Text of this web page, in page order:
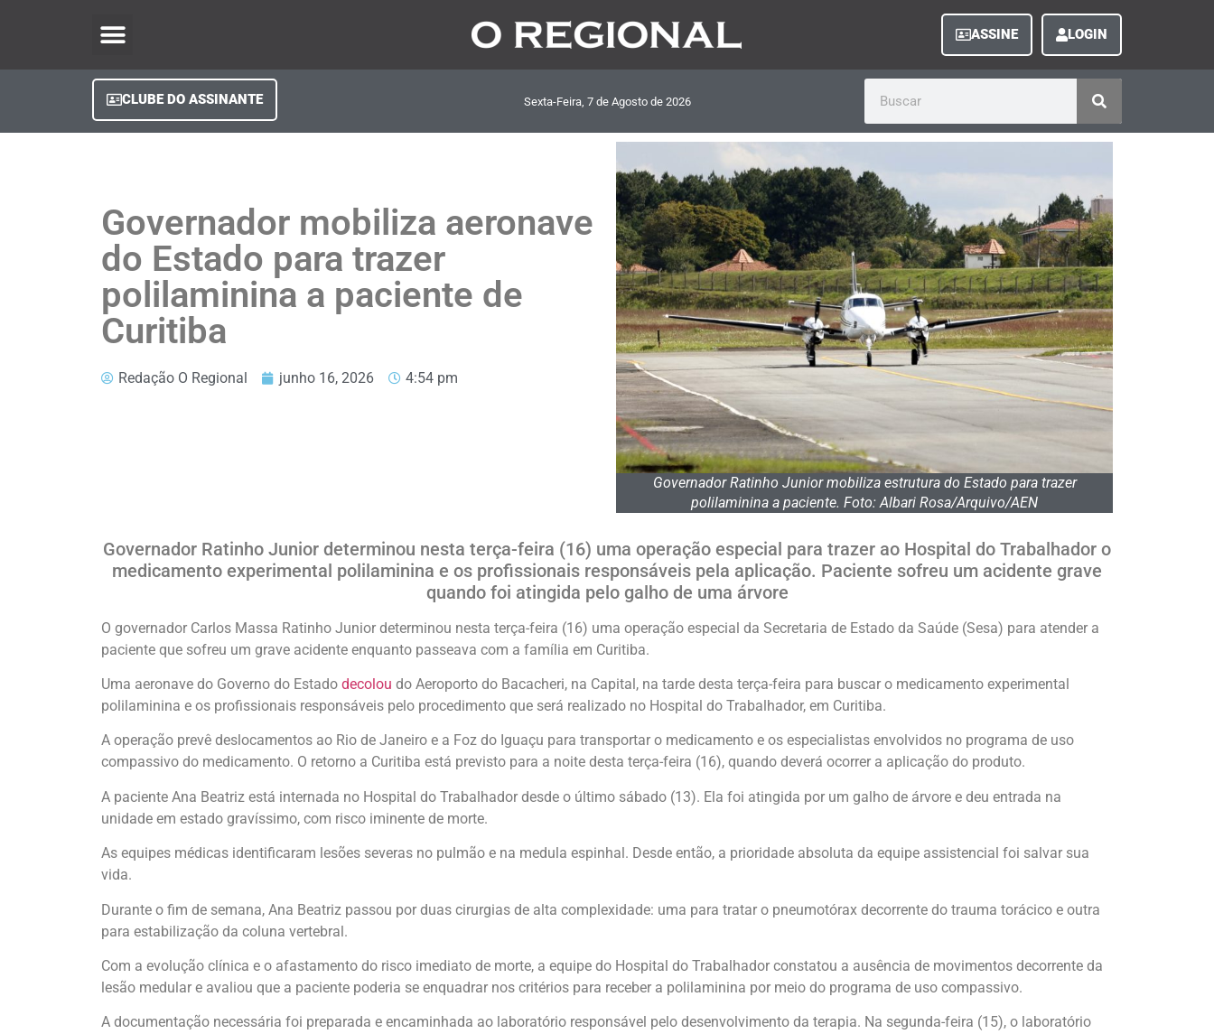
ASSINE LOGIN
CLUBE DO ASSINANTE Sexta-Feira, 7de Agostode 2026
Governador mobiliza aeronave
do Estado para trazer
polilaminina a paciente de
Curitiba
Redação O Regional junho 16, 2026 4:54 pm
Governador Ratinho Junior mobiliza estrutura do Estado para trazer
polilaminina a paciente. Foto: Albari Rosa/Arquivo/AEN
Governador Ratinho Junior determinou nesta terça-feira (16) uma operação especial para trazer ao Hospital do Trabalhador o
medicamento experimental polilaminina e os profissionais responsáveis pela aplicação. Paciente sofreu um acidente grave
quando foi atingida pelo galho de uma árvore
O governador Carlos Massa Ratinho Junior determinou nesta terça-feira (16) uma operação especial da Secretaria de Estado da Saúde (Sesa) para atender a
paciente que sofreu um grave acidente enquanto passeava com a família em Curitiba.
Uma aeronave do Governo do Estado decolou do Aeroporto do Bacacheri, na Capital, na tarde desta terça-feira para buscar o medicamento experimental
polilaminina e os profissionais responsáveis pelo procedimento que será realizado no Hospital do Trabalhador, em Curitiba.
A operação prevê deslocamentos ao Rio de Janeiro e a Foz do Iguaçu para transportar o medicamento e os especialistas envolvidos no programa de uso
compassivo do medicamento. O retorno a Curitiba está previsto para a noite desta terça-feira (16), quando deverá ocorrer a aplicação do produto.
A paciente Ana Beatriz está internada no Hospital do Trabalhador desde o último sábado (13). Ela foi atingida por um galho de árvore e deu entrada na
unidade em estado gravíssimo, com risco iminente de morte.
As equipes médicas identificaram lesões severas no pulmão e na medula espinhal. Desde então, a prioridade absoluta da equipe assistencial foi salvar sua
vida.
Durante o fim de semana, Ana Beatriz passou por duas cirurgias de alta complexidade: uma para tratar o pneumotórax decorrente do trauma torácico e outra
para estabilização da coluna vertebral.
Com a evolução clínica e o afastamento do risco imediato de morte, a equipe do Hospital do Trabalhador constatou a ausência de movimentos decorrente da
lesão medular e avaliou que a paciente poderia se enquadrar nos critérios para receber a polilaminina por meio do programa de uso compassivo.
A documentação necessária foi preparada e encaminhada ao laboratório responsável pelo desenvolvimento da terapia. Na segunda-feira (15), o laboratório